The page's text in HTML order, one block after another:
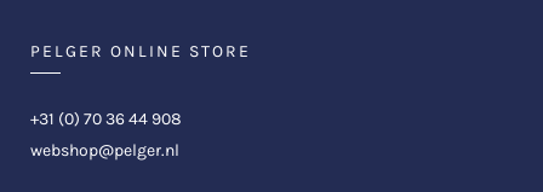
PELGER ONLINE STORE
+31 (0) 70 36 44 908
webshop@pelger.nl